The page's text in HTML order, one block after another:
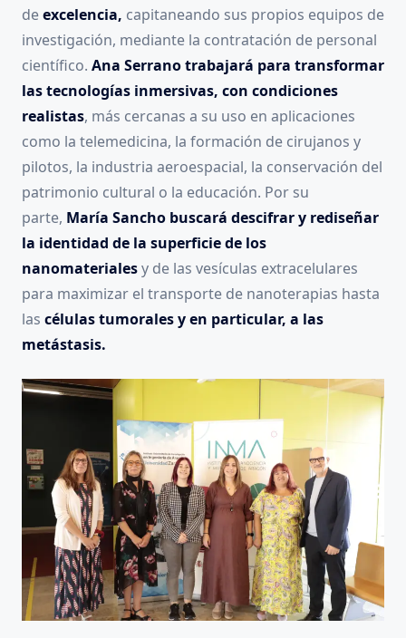
deexcelencia, capitaneando sus propios equipos de
investigación, mediante la contratación de personal
científico. Ana Serrano trabajará para transformar
las tecnologías inmersivas, con condiciones
realistas, más cercanas a su uso en aplicaciones
como la telemedicina, la formación de cirujanos y
pilotos, la industria aeroespacial, la conservación del
patrimonio cultural o la educación. Por su
parte, María Sancho buscará descifrar y rediseñar
la identidad de la superficie de los
nanomaterialesy de las vesículas extracelulares
para maximizar el transporte de nanoterapias hasta
las células tumorales y en particular, a las
metástasis.